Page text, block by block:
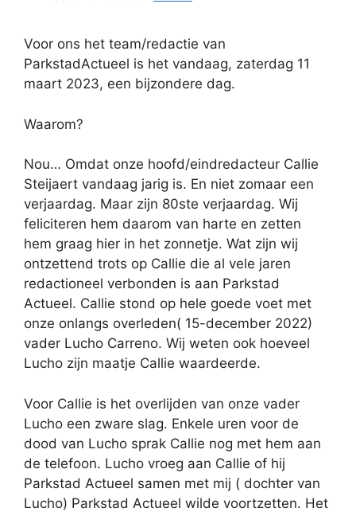
Voor ons het team/redactie van
ParkstadActueel is het vandaag, zaterdag 11
maart 2023, een bijzondere dag.
Waarom?
Nou… Omdat onze hoofd/eindredacteur Callie
Steijaert vandaag jarig is. En niet zomaar een
verjaardag. Maar zijn 80ste verjaardag. Wij
feliciteren hem daarom van harte en zetten
hem graag hier in het zonnetje. Wat zijn wij
ontzettend trots op Callie die al vele jaren
redactioneel verbonden is aan Parkstad
Actueel. Callie stond op hele goede voet met
onze onlangs overleden( 15-december 2022)
vader Lucho Carreno. Wij weten ook hoeveel
Lucho zijn maatje Callie waardeerde.
Voor Callie is het overlijden van onze vader
Lucho een zware slag. Enkele uren voor de
dood van Lucho sprak Callie nog met hem aan
de telefoon. Lucho vroeg aan Callie of hij
Parkstad Actueel samen met mij ( dochter van
Lucho) Parkstad Actueel wilde voortzetten. Het